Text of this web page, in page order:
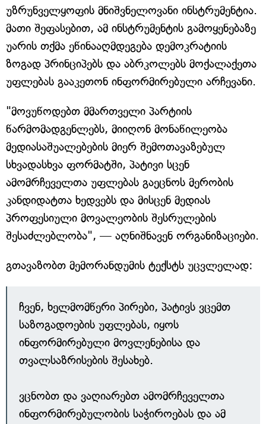
უზრუნველყოფის მნიშვნელოვანი ინსტრუმენტია.
მათი შეფასებით, ამ ინსტრუმენტის გამოყენებაზე
უარის თქმა ეწინააღმდეგება დემოკრატიის
ზოგად პრინციპებს და აბრკოლებს მოქალაქეთა
უფლებას გააკეთონ ინფორმირებული არჩევანი.
"მოვუწოდებთ მმართველი პარტიის
წარმომადგენლებს, მიიღონ მონაწილეობა
მედიასაშუალებების მიერ შემოთავაზებულ
სხვადასხვა ფორმატში, პატივი სცენ
ამომრჩეველთა უფლებას გაეცნოს მერობის
კანდიდატთა ხედვებს და მისცენ მედიას
პროფესიული მოვალეობის შესრულების
შესაძლებლობა", — აღნიშნავენ ორგანიზაციები.
გთავაზობთ მემორანდუმის ტექსტს უცვლელად:
ჩვენ, ხელმომწერი პირები, პატივს ვცემთ
საზოგადოების უფლებას, იყოს
ინფორმირებული მოვლენებისა და
თვალსაზრისების შესახებ.
ვცნობთ და ვაღიარებთ ამომრჩეველთა
ინფორმირებულობის საჭიროებას და ამ